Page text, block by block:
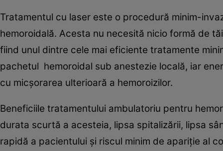
Tratamentul cu laser este o procedură minim-
hemoroidală. Acesta nu necesită nicio formă de
fiind unul dintre cele mai eficiente tratamente
pachetul hemoroidal sub anestezie locală, iar
cu micşorarea ulterioară a hemoroizilor.
Beneficiile tratamentului ambulatoriu pentru
durata scurtă a acesteia, lipsa spitalizării, lipsa
rapidă a pacientului şi riscul minim de apariţie al